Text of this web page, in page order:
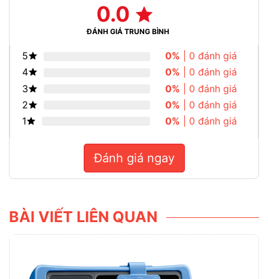
0.0
ĐÁNH GIÁ TRUNG BÌNH
5 0% | 0 đánh giá
4
0% | 0 đánh giá
3
0% | 0 đánh giá
2
0% | 0 đánh giá
1
0% | 0 đánh giá
Đánh giá ngay
BÀI VIẾT LIÊN QUAN